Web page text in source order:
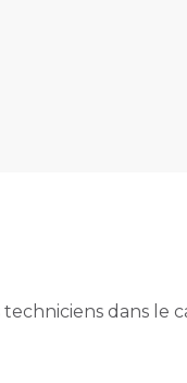
dans le